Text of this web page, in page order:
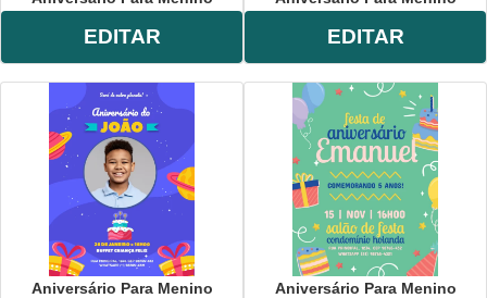
EDITAR EDITAR
Aniversário Para Menino Aniversário Para Menino